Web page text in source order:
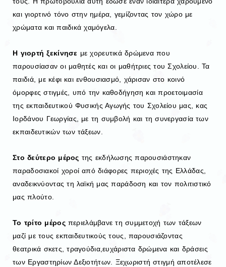
και γιορτινό τόνο στην ημέρα, γεμίζοντας τον χώρο με
χρώματα και παιδικά χαμόγελα.
Η γιορτή ξεκίνησε με χορευτικά δρώμενα που
παρουσίασαν οι μαθητές και οι μαθήτριες του Σχολείου. Τα
παιδιά, με κέφι και ενθουσιασμό, χάρισαν στο κοινό
όμορφες στιγμές, υπό την καθοδήγηση και προετοιμασία
της εκπαιδευτικού Φυσικής Αγωγής του Σχολείου μας, κας
Ιορδάνου Γεωργίας, με τη συμβολή και τη συνεργασία των
εκπαιδευτικών των τάξεων.
Στο δεύτερο μέρος της εκδήλωσης παρουσιάστηκαν
παραδοσιακοί χοροί από διάφορες περιοχές της Ελλάδας,
αναδεικνύοντας τη λαϊκή μας παράδοση και τον πολιτιστικό
μας πλούτο.
Το τρίτο μέροςπεριελάμβανε τη συμμετοχή των τάξεων
μαζί με τους εκπαιδευτικούς τους, παρουσιάζοντας
θεατρικά σκετς, τραγούδια,ευχάριστα δρώμενα και δράσεις
των Εργαστηρίων Δεξιοτήτων. Ξεχωριστή στιγμή αποτέλεσε